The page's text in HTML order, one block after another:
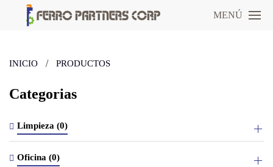
MENÚ
INICIO PRODUCTOS
Categorias
Limpieza (0)
Oficina (0)